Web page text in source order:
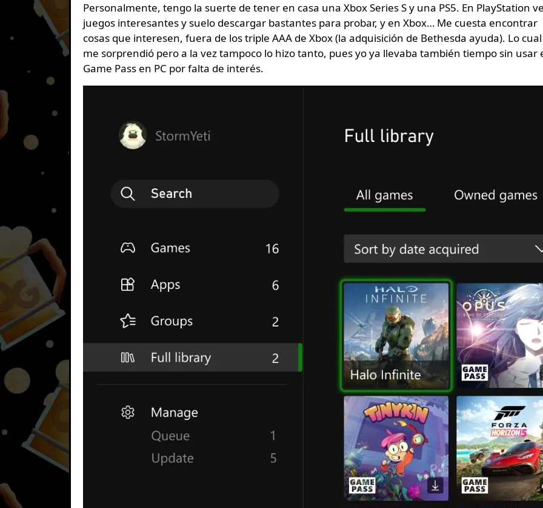
Personalmente, tengo la suerte de tener en casa una Xbox Series S y una PS5. En PlayStation
juegos interesantes y suelo descargar bastantes para probar, y en Xbox… Me cuesta encontrar
cosas que interesen, fuera de los triple AAA de Xbox (la adquisición de Bethesda ayuda). Lo cual
me sorprendió pero a la vez tampoco lo hizo tanto, pues yo ya llevaba también tiempo sin usar
Game Pass en PC por falta de interés.